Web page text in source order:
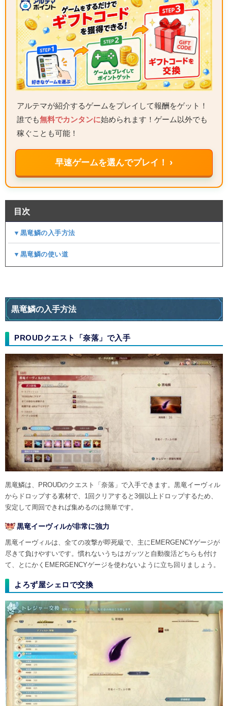
アルテマが紹介するゲームをプレイして報酬をゲット！
誰でも無料でカンタンに始められます！ゲーム以外でも
稼ぐことも可能！
早速ゲームを選んでプレイ！ ›
目次
▼黒竜鱗の入手方法
▼黒竜鱗の使い道
黒竜鱗の入手方法
PROUDクエスト「奈落」で入手
黒竜鱗は、PROUDのクエスト「奈落」で入手できます。黒竜イーヴィル
からドロップする素材で、1回クリアすると3個以上ドロップするため、
安定して周回できれば集めるのは簡単です。
黒竜イーヴィルが非常に強力
黒竜イーヴィルは、全ての攻撃が即死級で、主にEMERGENCYゲージが
尽きて負けやすいです。慣れないうちはガッツと自動復活どちらも付け
て、とにかくEMERGENCYゲージを使わないように立ち回りましょう。
よろず屋シェロで交換